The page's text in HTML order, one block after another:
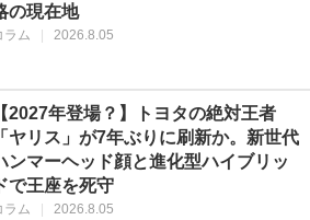
の現在地
ラム 2026.8.05
【2027年登場？】トヨタの絶対王者
「ヤリス」が7年ぶりに刷新か。新世代
ンマーヘッド顔と進化型ハイブリッ
ドで王座を死守
ラム 2026.8.05